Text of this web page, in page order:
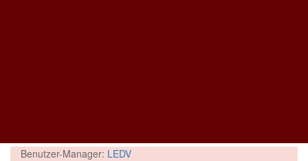
Benutzer-Manager: LEDV